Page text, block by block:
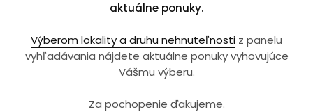
aktuálne ponuky.
Výberom lokality a druhu nehnuteľnosti z panelu
vyhľadávania nájdete aktuálne ponuky vyhovujúce
Vášmu výberu.
Za pochopenie ďakujeme.